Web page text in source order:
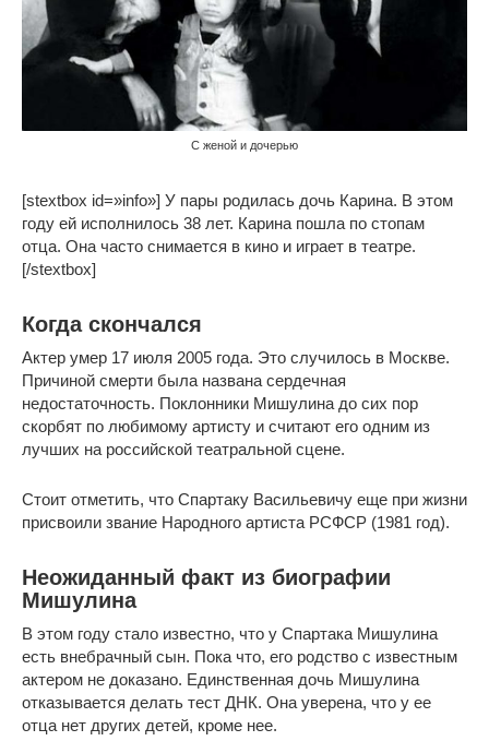
С женой и дочерью
[stextbox id=»info»] У пары родилась дочь Карина. В этом
году ей исполнилось 38 лет. Карина пошла по стопам
отца. Она часто снимается в кино и играет в театре.
[/stextbox]
Когда скончался
Актер умер 17 июля 2005 года. Это случилось в Москве.
Причиной смерти была названа сердечная
недостаточность. Поклонники Мишулина до сих пор
скорбят по любимому артисту и считают его одним из
лучших на российской театральной сцене.
Стоит отметить, что Спартаку Васильевичу еще при жизни
присвоили звание Народного артиста РСФСР (1981 год).
Неожиданный факт из биографии
Мишулина
В этом году стало известно, что у Спартака Мишулина
есть внебрачный сын. Пока что, его родство с известным
актером не доказано. Единственная дочь Мишулина
отказывается делать тест ДНК. Она уверена, что у ее
отца нет других детей, кроме нее.